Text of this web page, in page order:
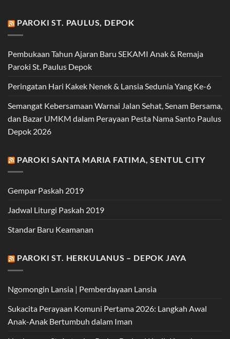
PAROKI ST. PAULUS, DEPOK
Pembukaan Tahun Ajaran Baru SEKAMI Anak & Remaja
Paroki St. Paulus Depok
Peringatan Hari Kakek Nenek & Lansia Sedunia Yang Ke-6
Semangat Kebersamaan Warnai Jalan Sehat, Senam Bersama,
dan Bazar UMKM dalam Perayaan Pesta Nama Santo Paulus
Depok 2026
PAROKI SANTA MARIA FATIMA, SENTUL CITY
Gempar Paskah 2019
Jadwal Liturgi Paskah 2019
Standar Baru Keamanan
PAROKI ST. HERKULANUS – DEPOK JAYA
Ngomongin Lansia | Pemberdayaan Lansia
Sukacita Perayaan Komuni Pertama 2026: Langkah Awal
Anak-Anak Bertumbuh dalam Iman